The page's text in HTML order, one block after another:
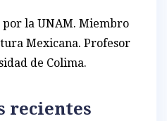
por la UNAM. Miembro
Mexicana. Profesor
de Colima.
recientes